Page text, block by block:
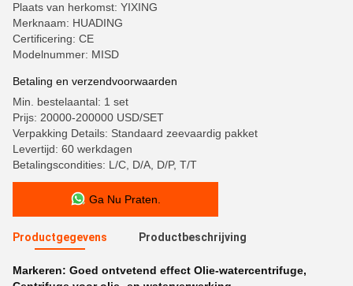
Plaats van herkomst: YIXING
Merknaam: HUADING
Certificering: CE
Modelnummer: MISD
Betaling en verzendvoorwaarden
Min. bestelaantal: 1 set
Prijs: 20000-200000 USD/SET
Verpakking Details: Standaard zeevaardig pakket
Levertijd: 60 werkdagen
Betalingscondities: L/C, D/A, D/P, T/T
Ga Nu Praten.
Productgegevens Productbeschrijving
Markeren: Goed ontvetend effect Olie-watercentrifuge,